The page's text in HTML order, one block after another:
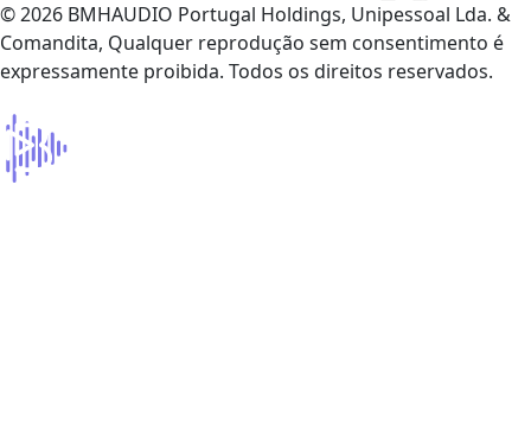
© 2026 BMHAUDIO Portugal Holdings, Unipessoal Lda. &
Comandita, Qualquer reprodução sem consentimento é
expressamente proibida. Todos os direitos reservados.